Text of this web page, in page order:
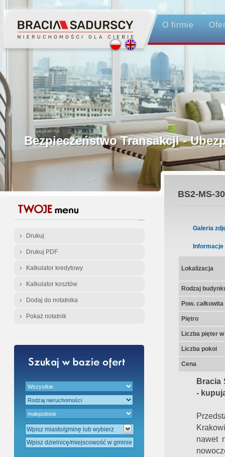
O firmie
Profesjonalne Pośrednictwo
Bezpieczeństwo Transakcji -
Licencjonowani Pośrednicy
Gwarancja Zwrotu Zadatku
Gratis - Przedwstępna Umowa
Drukuj
Drukuj PDF
Kalkulator kredytowy
Kalkulator kosztów
Dodaj do notatnika
Pokaż notatnik
BS2-MS-
Galeria
Informacje
Lokalizacja
Rodzaj
Pow.
Piętro
Liczba pięter
Liczba pokoi
Cena
Bracia
-
nawet